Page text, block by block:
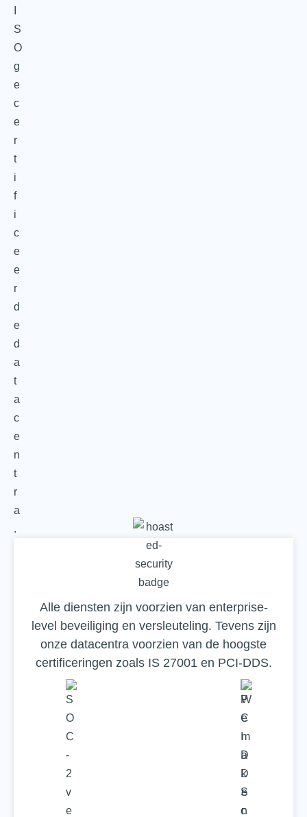
Alle diensten zijn voorzien van enterprise-
level beveiliging en versleuteling. Tevens zijn
onze datacentra voorzien van de hoogste
certificeringen zoals IS 27001 en PCI-DDS.